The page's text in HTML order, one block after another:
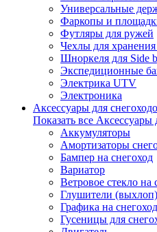
Универсальные
Фаркопы и
Футляры для ружей
Чехлы для
Шноркеля для Side
Экспедиционные
Электрика UTV
Электроника
Аксессуары для
Показать все Аксессуары
Аккумуляторы
Амортизаторы
Бампер на снегоход
Вариатор
Ветровое стекло на
Глушители (выхлоп)
Графика на снегоход
Гусеницы для